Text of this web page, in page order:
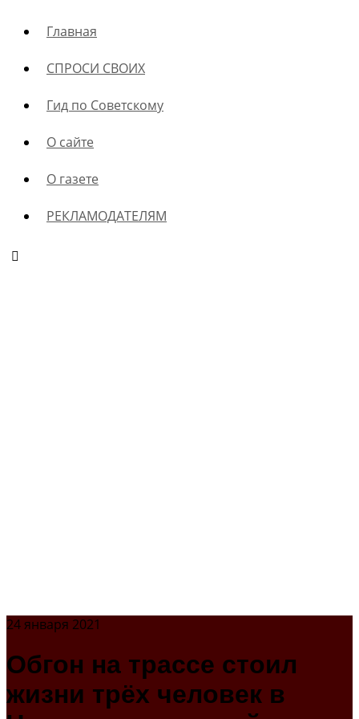
Главная
СПРОСИ СВОИХ
Гид по Советскому
О сайте
О газете
РЕКЛАМОДАТЕЛЯМ
24 января 2021
Обгон на трассе стоил
жизни трёх человек в